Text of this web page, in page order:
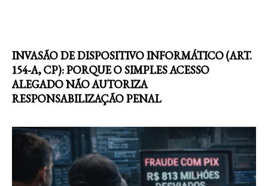
INVASÃO DE DISPOSITIVO INFORMÁTICO (ART.
154-A, CP): PORQUE O SIMPLES ACESSO
ALEGADO NÃO AUTORIZA
RESPONSABILIZAÇÃO PENAL